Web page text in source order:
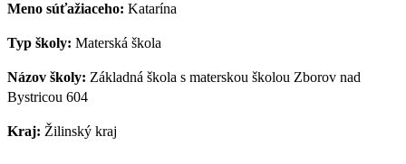
Meno súťažiaceho: Katarína
Typ školy: Materská škola
Názov školy: Základná škola s materskou školou Zborov nad
Bystricou 604
Kraj: Žilinský kraj